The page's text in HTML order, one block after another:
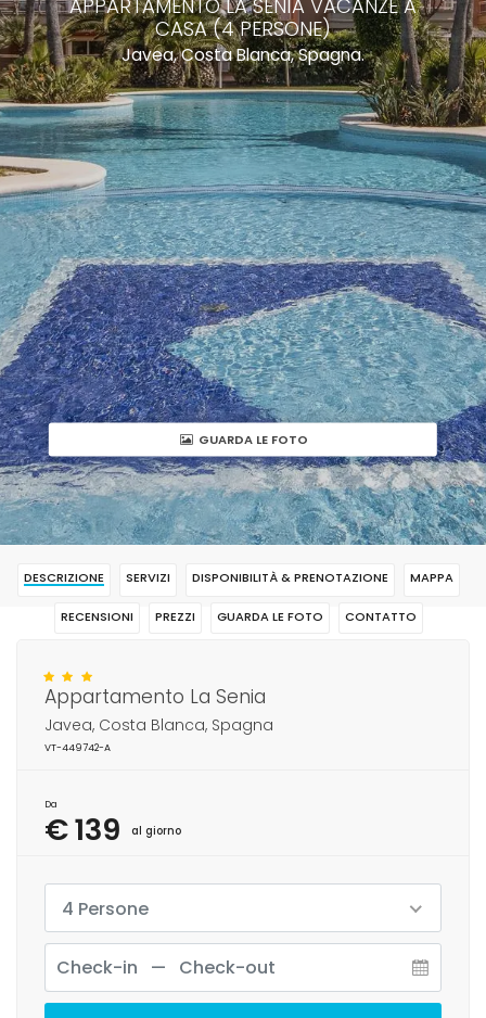
APPARTAMENTO LA SENIA VACANZE A
CASA (4 PERSONE)
Javea, Costa Blanca, Spagna.
GUARDA LE FOTO
DESCRIZIONE SERVIZI DISPONIBILITÀ & PRENOTAZIONE MAPPA
RECENSIONI PREZZI GUARDA LE FOTO CONTATTO
Appartamento La Senia
Javea, Costa Blanca, Spagna
VT-449742-A
Da
€ 139 al giorno
4 Persone